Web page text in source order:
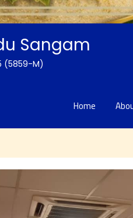
Sangam
(5859-M)
Home